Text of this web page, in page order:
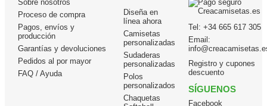
Sobre nosotros
Proceso de compra
Pagos, envíos y
producción
Garantías y devoluciones
Pedidos al por mayor
FAQ / Ayuda
Diseña en
línea ahora
Camisetas
personalizadas
Sudaderas
personalizadas
Polos
personalizados
Chaquetas
Tel: +34 665 617 305
Email:
Registro y cupones
descuento
SÍGUENOS
Facebook